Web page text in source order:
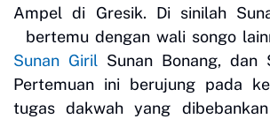
Ampel di Gresik. Di sinilah
bertemu dengan wali songo
Sunan Giril Sunan Bonang, dan
Pertemuan ini berujung pada
tugas dakwah yang